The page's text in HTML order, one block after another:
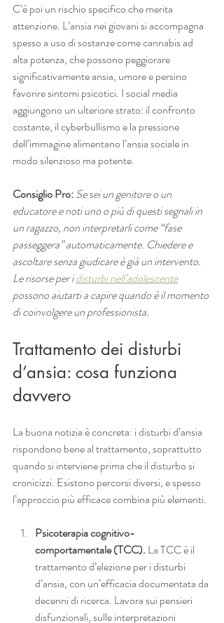
C’è poi un rischio specifico che merita
attenzione. L’ansia nei giovani si accompagna
spesso a uso di sostanze come cannabis ad
alta potenza, che possono peggiorare
significativamente ansia, umore e persino
favorire sintomi psicotici. I social media
aggiungono un ulteriore strato: il confronto
costante, il cyberbullismo e la pressione
dell’immagine alimentano l’ansia sociale in
modo silenzioso ma potente.
Consiglio Pro:Se sei un genitore o un
educatore e noti uno o più di questi segnali in
un ragazzo, non interpretarli come “fase
passeggera” automaticamente. Chiedere e
ascoltare senza giudicare è già un intervento.
Le risorse per i disturbi nell’adolescente
possono aiutarti a capire quando è il momento
di coinvolgere un professionista.
Trattamento dei disturbi
d’ansia: cosa funziona
davvero
La buona notizia è concreta: i disturbi d’ansia
rispondono bene al trattamento, soprattutto
quando si interviene prima che il disturbo si
cronicizzi. Esistono percorsi diversi, e spesso
l’approccio più efficace combina più elementi.
Psicoterapia cognitivo-
comportamentale (TCC). La TCC è il
trattamento d’elezione per i disturbi
d’ansia, con un’efficacia documentata da
decenni di ricerca. Lavora sui pensieri
disfunzionali, sulle interpretazioni